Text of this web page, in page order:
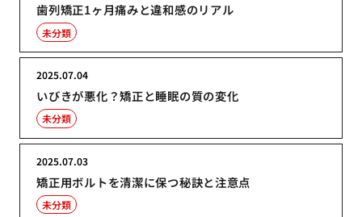
歯列矯正1ヶ月痛みと違和感のリアル
未分類
いびきが悪化？矯正と睡眠の質の変化
2025.07.04
未分類
矯正用ボルトを清潔に保つ秘訣と注意点
2025.07.03
未分類